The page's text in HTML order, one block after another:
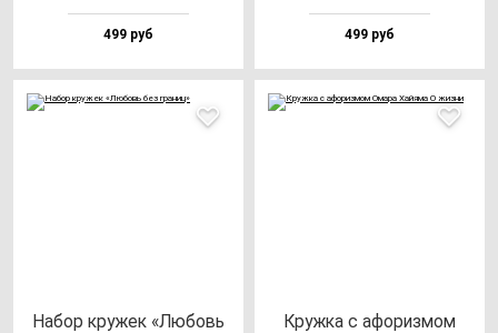
499 руб 499 руб
Набор кру­жек «Любовь
Круж­ка с афо­риз­мом